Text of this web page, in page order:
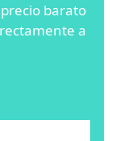
barato
a